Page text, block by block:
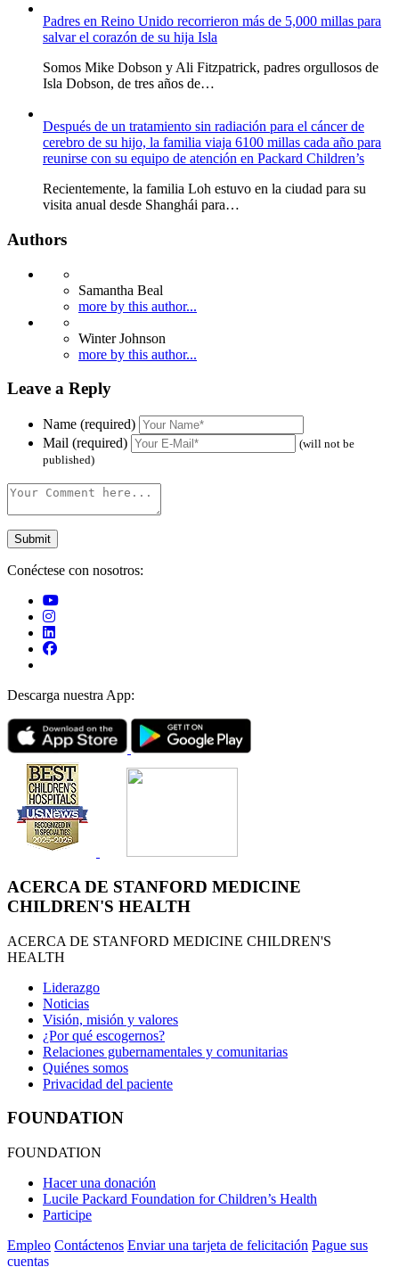
Padres en Reino Unido recorrieron más de 5,000 millas para
salvar el corazón de su hija Isla
Somos Mike Dobson y Ali Fitzpatrick, padres orgullosos de
Isla Dobson, de tres años de…
Después de un tratamiento sin radiación para el cáncer de
cerebro de su hijo, la familia viaja 6100 millas cada año para
reunirse con su equipo de atención en Packard Children’s
Recientemente, la familia Loh estuvo en la ciudad para su
visita anual desde Shanghái para…
Authors
Samantha Beal
more by this author...
Winter Johnson
more by this author...
Leave a Reply
Name (required)
Mail (required)
(will not be
published)
Conéctese con nosotros:
Descarga nuestra App:
ACERCA DE STANFORD MEDICINE
CHILDREN'S HEALTH
ACERCA DE STANFORD MEDICINE CHILDREN'S
HEALTH
Liderazgo
Noticias
Visión, misión y valores
¿Por qué escogernos?
Relaciones gubernamentales y comunitarias
Quiénes somos
Privacidad del paciente
FOUNDATION
FOUNDATION
Hacer una donación
Lucile Packard Foundation for Children’s Health
Participe
Empleo Contáctenos Enviar una tarjeta de felicitación Pague sus
cuentas